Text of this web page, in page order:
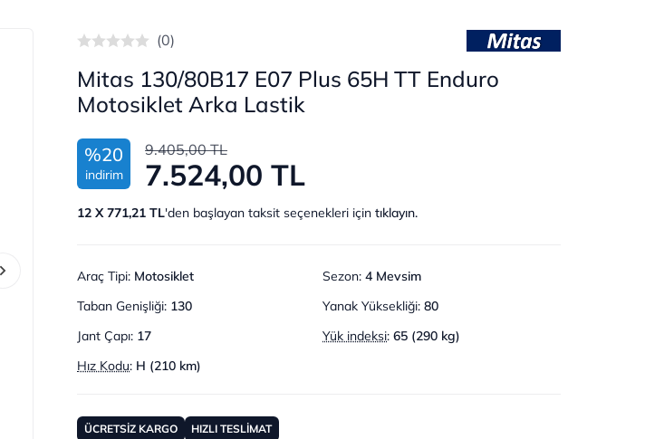
(0)
Mitas 130/80B17 E07 Plus 65H TT Enduro
Motosiklet Arka Lastik
%20
indirim
9.405,00 TL
7.524,00 TL
12 X 771,21 TL'den başlayan taksit seçenekleri için tıklayın.
Araç Tipi: Motosiklet Sezon: 4 Mevsim
Taban Genişliği: 130 Yanak Yüksekliği: 80
Jant Çapı: 17 Yük indeksi: 65 (290 kg)
Hız Kodu: H (210 km)
ÜCRETSİZ KARGO HIZLI TESLİMAT